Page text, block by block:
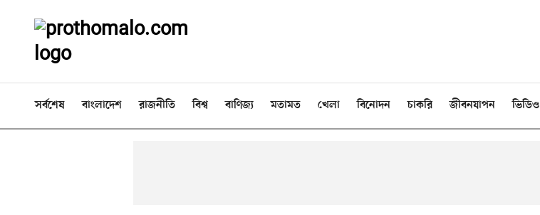
সর্বশেষ বাংলাদেশ রাজনীতি বিশ্ব বাণিজ্য মতামত খেলা বিনোদন চাকরি জীবনযাপন ভিডিও